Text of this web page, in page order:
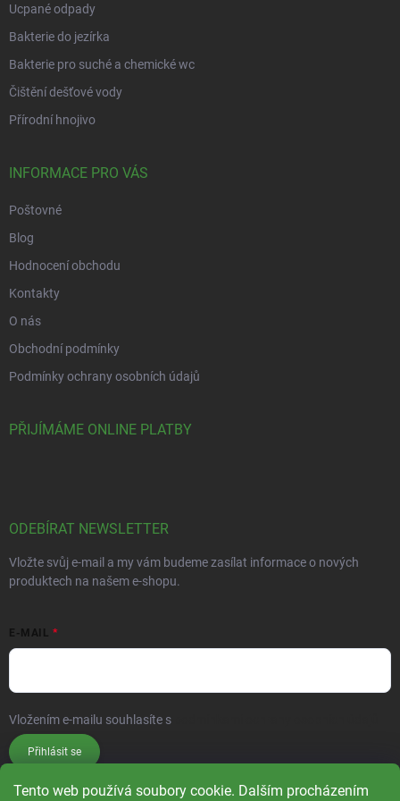
Tento web používá soubory cookie. Dalším procházením
Ucpané odpady
Bakterie do jezírka
Bakterie pro suché a chemické wc
Čištění dešťové vody
Přírodní hnojivo
INFORMACE PRO VÁS
Poštovné
Blog
Hodnocení obchodu
Kontakty
O nás
Obchodní podmínky
Podmínky ochrany osobních údajů
PŘIJÍMÁME ONLINE PLATBY
ODEBÍRAT NEWSLETTER
Vložte svůj e-mail a my vám budeme zasílat informace o nových
produktech na našem e-shopu.
E-MAIL
Vložením e-mailu souhlasíte s
Přihlásit se